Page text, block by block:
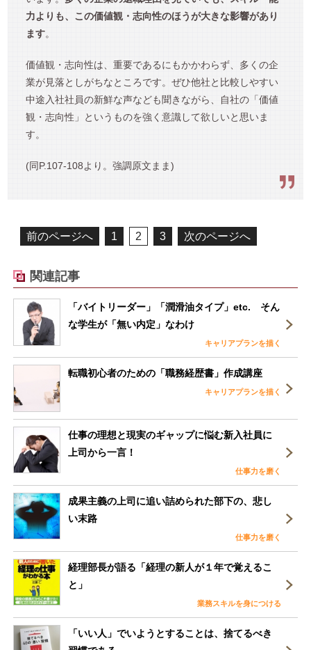
力よりも、この価値観・志向性のほうが大きな影響があり
ます。
価値観・志向性は、重要であるにもかかわらず、多くの企
業が見落としがちなところです。ぜひ他社と比較しやすい
中途入社社員の新鮮な声なども聞きながら、自社の「価値
観・志向性」というものを強く意識して欲しいと思いま
す。
(同P.107-108より。強調原文まま)
前のページへ 1 2 3 次のページへ
関連記事
「バイトリーダー」「潤滑油タイプ」etc. そん
な学生が「無い内定」なわけ
キャリアプランを描く
転職初心者のための「職務経歴書」作成講座
キャリアプランを描く
仕事の理想と現実のギャップに悩む新入社員に
上司から一言！
仕事力を磨く
成果主義の上司に追い詰められた部下の、悲し
い末路
仕事力を磨く
経理部長が語る「経理の新人が１年で覚えるこ
と」
業務スキルを身につける
「いい人」でいようとすることは、捨てるべき